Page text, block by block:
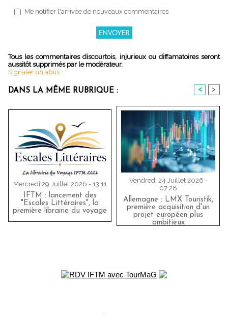
Me notifier l'arrivée de nouveaux commentaires
Tous les commentaires discourtois, injurieux ou diffamatoires seront
aussitôt supprimés par le modérateur.
Signaler un abus
DANS LA MÊME RUBRIQUE : < >
Mercredi 29 Juillet 2026 - 13:11
IFTM : lancement des
"Escales Littéraires", la
première librairie du voyage
Vendredi 24 Juillet 2026 -
07:28
Allemagne : LMX Touristik,
première acquisition d'un
projet européen plus
ambitieux